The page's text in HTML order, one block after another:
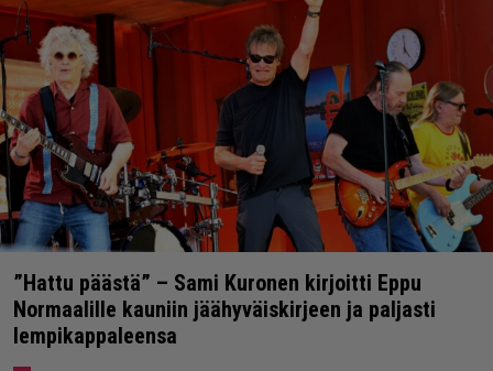
”Hattu päästä” – Sami Kuronen kirjoitti Eppu
Normaalille kauniin jäähyväiskirjeen ja paljasti
lempikappaleensa